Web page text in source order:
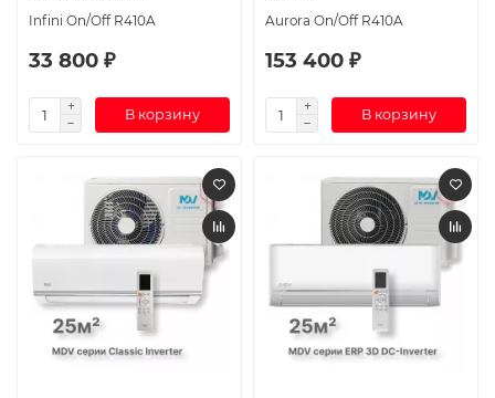
Infini On/Off R410A
33 800 ₽
В корзину
Aurora On/Off R410A
153 400 ₽
В корзину